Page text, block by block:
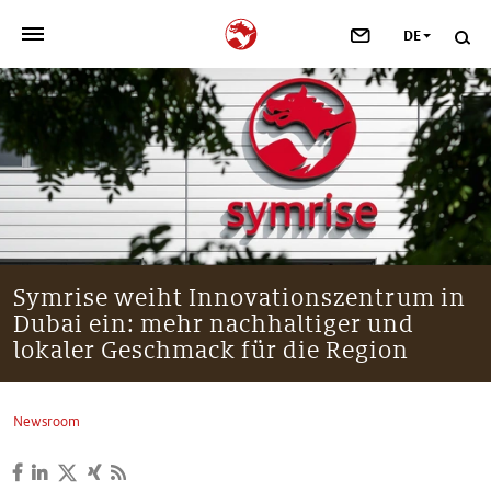
UNSER UNTERNEHMEN >
NEWSROOM >
INVESTOREN >
>
IHRE KARRIERE
>
DE
Symrise weiht Innovationszentrum in
Dubai ein: mehr nachhaltiger und
lokaler Geschmack für die Region
Newsroom